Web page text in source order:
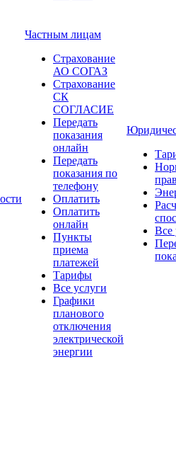
Частным лицам
Страхование
АО СОГАЗ
Страхование
СК
СОГЛАСИЕ
Передать
показания
онлайн
Передать
показания по
телефону
Оплатить
Оплатить
онлайн
Пункты
приема
платежей
Тарифы
Все услуги
Графики
планового
отключения
электрической
энергии
Все